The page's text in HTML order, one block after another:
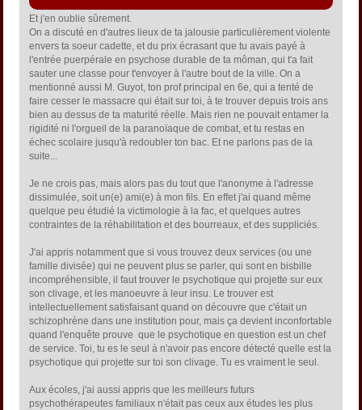
Et j'en oublie sûrement.
On a discuté en d'autres lieux de ta jalousie particulièrement violente
envers ta soeur cadette, et du prix écrasant que tu avais payé à
l'entrée puerpérale en psychose durable de ta môman, qui t'a fait
sauter une classe pour t'envoyer à l'autre bout de la ville. On a
mentionné aussi M. Guyot, ton prof principal en 6e, qui a tenté de
faire cesser le massacre qui était sur toi, à te trouver depuis trois ans
bien au dessus de ta maturité réelle. Mais rien ne pouvait entamer la
rigidité ni l'orgueil de la paranoïaque de combat, et tu restas en
échec scolaire jusqu'à redoubler ton bac. Et ne parlons pas de la
suite...
Je ne crois pas, mais alors pas du tout que l'anonyme à l'adresse
dissimulée, soit un(e) ami(e) à mon fils. En effet j'ai quand même
quelque peu étudié la victimologie à la fac, et quelques autres
contraintes de la réhabilitation et des bourreaux, et des suppliciés.
J'ai appris notamment que si vous trouvez deux services (ou une
famille divisée) qui ne peuvent plus se parler, qui sont en bisbille
incompréhensible, il faut trouver le psychotique qui projette sur eux
son clivage, et les manoeuvre à leur insu. Le trouver est
intellectuellement satisfaisant quand on découvre que c'était un
schizophrène dans une institution pour, mais ça devient inconfortable
quand l'enquête prouve que le psychotique en question est un chef
de service. Toi, tu es le seul à n'avoir pas encore détecté quelle est la
psychotique qui projette sur toi son clivage. Tu es vraiment le seul.
Aux écoles, j'ai aussi appris que les meilleurs futurs
psychothérapeutes familiaux n'était pas ceux aux études les plus